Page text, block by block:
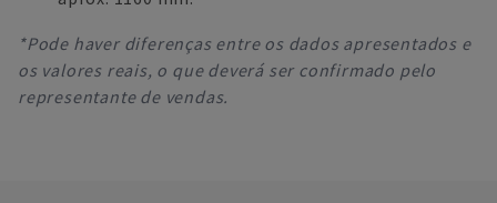
*Pode haver diferenças entre os dados apresentados e
os valores reais, o que deverá ser confirmado pelo
representante de vendas.